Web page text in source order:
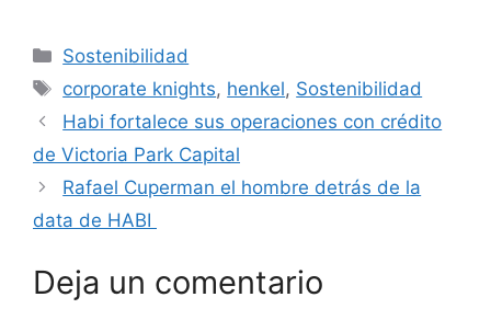
Categorías
Sostenibilidad
Etiquetas
corporate knights, henkel, Sostenibilidad
Habi fortalece sus operaciones con crédito
de Victoria Park Capital
Rafael Cuperman el hombre detrás de la
data de HABI
Deja un comentario